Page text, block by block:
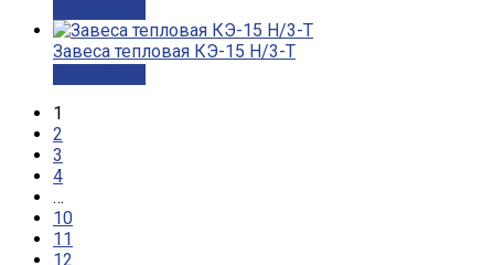
Завеса тепловая КЭ-15 Н/3-Т
1
2
3
4
…
10
11
12